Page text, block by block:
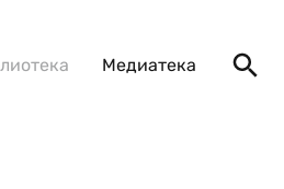
Медиатека